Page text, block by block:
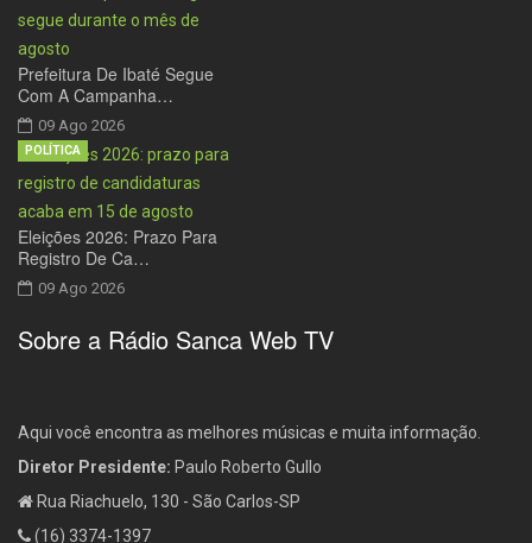
Prefeitura De Ibaté Segue
Com A Campanha…
09 Ago 2026
Eleições 2026: Prazo Para
Registro De Ca…
09 Ago 2026
POLÍTICA
Sobre a Rádio Sanca Web TV
Aqui você encontra as melhores músicas e muita informação.
Diretor Presidente: Paulo Roberto Gullo
Rua Riachuelo, 130 - São Carlos-SP
(16) 3374-1397